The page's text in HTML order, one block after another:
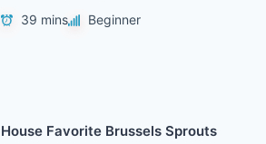
39 mins Beginner
House Favorite Brussels Sprouts